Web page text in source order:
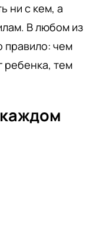
ни с кем, а
В любом из
правило: чем
ребенка, тем